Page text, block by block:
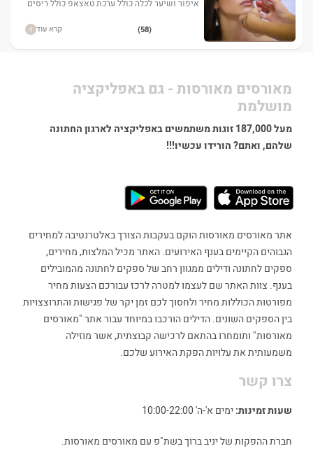
איפור ושיער לכלה כולל ערכת טאצאפ כולל ריסים
(58) קרא עוד
מאורסים מאורסות - גם באפליקציה
מושלמת
מעל 187,000 זוגות משתמשים באפליקציה לארגון החתונה
שלהם, ואתם? הורידו עכשיו!!!
אתר מאורסים מאורסות הוקם בעקבות הצורך באלטרנטיבה למחירים
הגבוהים הקיימים בענף האירועים. האתר מכיל המלצות, מחירים,
ספקים לחתונה ודילים ממגוון רחב של ספקים לחתונה מהמובילים
בענף. צוות האתר שם לעצמו למטרה לרכז עבורכם הצעות מחיר
מפורטות הכוללות מחיר ולחסוך לכם זמן יקר של פגישות והתרוצצויות
בין הספקים השונים. הדילים הורכבו במיוחד עבור אתר "מאורסים
מאורסות" ותומחרו בהתאם לרכישה קבוצתית, אשר מוזילה
משמעותית את עלויות הפקת האירוע שלכם.
צרו קשר
שעות זמינות: ימים א'-ה' 10:00-22:00
חברת ההפקות של יניב ברוך בשת"פ עם מאורסים מאורסות.